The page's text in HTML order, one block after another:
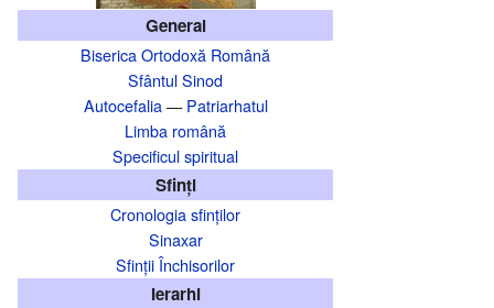
General
Biserica Ortodoxă Română
Sfântul Sinod
Autocefalia—Patriarhatul
Limba română
Specificul spiritual
Sfinți
Cronologia sfinților
Sinaxar
Sfinții Închisorilor
Ierarhi